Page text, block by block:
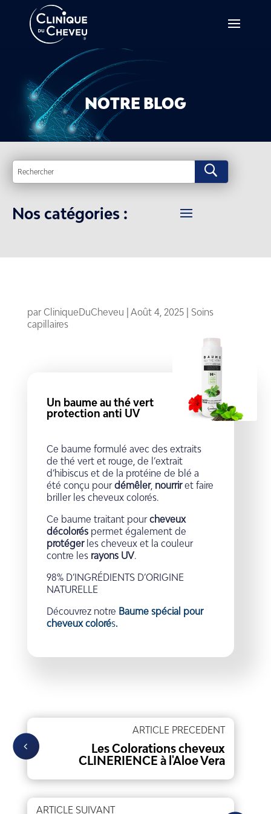
NOTRE BLOG
U
Nos catégories :
parCliniqueDuCheveu Août 4, 2025
Soins
capillaires
Un baume au thé vert
protection anti UV
Ce baume formulé avec des extraits
de thé vert et rouge, de l’extrait
d’hibiscus et de la protéine de blé a
été conçu pourdémêler, nourriret faire
briller les cheveux colorés.
Ce baume traitant pourcheveux
décolorés permet également de
protégerles cheveux et la couleur
contre les rayons UV.
98% D’INGRÉDIENTS D’ORIGINE
NATURELLE
Découvrez notre Baume spécial pour
cheveux colorés.
ARTICLE PRECEDENT
Les Colorations cheveux
CLINERIENCE à l'Aloe Vera
ARTICLE SUIVANT